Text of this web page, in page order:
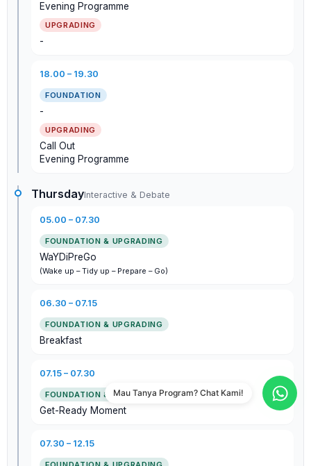
Mau Tanya Program? Chat Kami!
Evening Programme
-
18.00 – 19.30
-
Call Out
Evening Programme
ThursdayInteractive & Debate
05.00 – 07.30
WaYDiPreGo
(Wake up – Tidy up – Prepare – Go)
06.30 – 07.15
Breakfast
07.15 – 07.30
Get-Ready Moment
07.30 – 12.15